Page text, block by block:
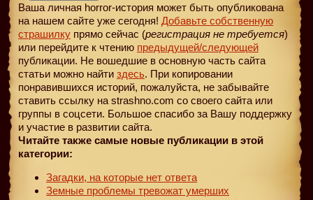
Ваша личная horror-история может быть опубликована
на нашем сайте уже сегодня! Добавьте собственную
страшилку прямо сейчас (регистрация не требуется)
или перейдите к чтению предыдущей/следующей
публикации. Не вошедшие в основную часть сайта
статьи можно найти здесь. При копировании
понравившихся историй, пожалуйста, не забывайте
ставить ссылку на strashno.com со своего сайта или
группы в соцсети. Большое спасибо за Вашу поддержку
и участие в развитии сайта.
Читайте также самые новые публикации в этой
категории:
Загадки, на которые нет ответа
Земные проблемы тревожат умерших